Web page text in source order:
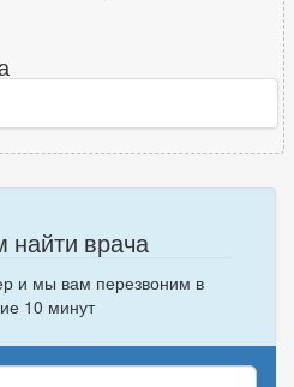
врача
и мы вам перезвоним в
10 минут